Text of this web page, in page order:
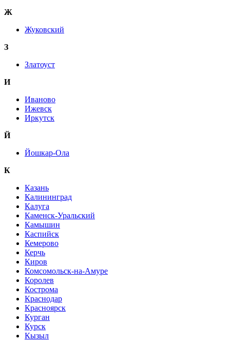
Ж
Жуковский
З
Златоуст
И
Иваново
Ижевск
Иркутск
Й
Йошкар-Ола
К
Казань
Калининград
Калуга
Каменск-Уральский
Камышин
Каспийск
Кемерово
Керчь
Киров
Комсомольск-на-Амуре
Королев
Кострома
Краснодар
Красноярск
Курган
Курск
Кызыл